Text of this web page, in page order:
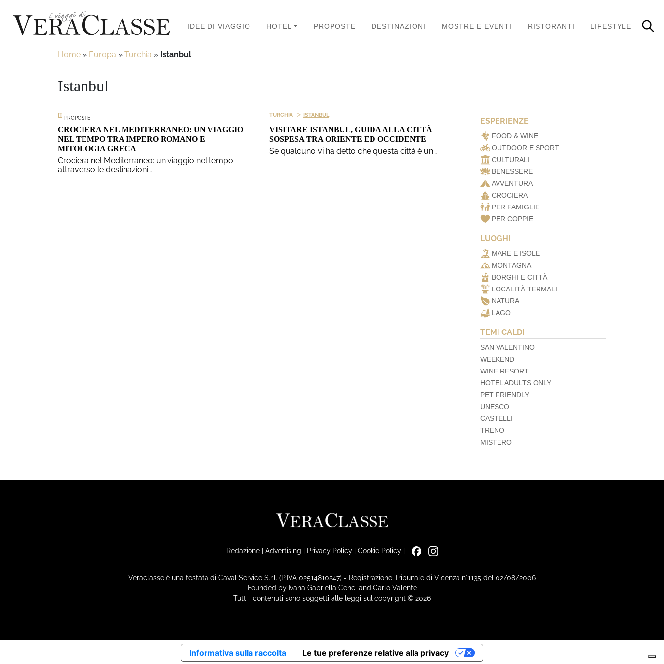
IDEE DI VIAGGIO HOTEL PROPOSTE DESTINAZIONI MOSTRE E EVENTI RISTORANTI LIFESTYLE
Home » Europa » Turchia » Istanbul
Istanbul
PROPOSTE
ITALIA
CROCIERA NEL MEDITERRANEO: UN VIAGGIO
NEL TEMPO TRA IMPERO ROMANO E
MITOLOGIA GRECA
Crociera nel Mediterraneo: un viaggio nel tempo
attraverso le destinazioni…
TURCHIA > ISTANBUL
VISITARE ISTANBUL, GUIDA ALLA CITTÀ
SOSPESA TRA ORIENTE ED OCCIDENTE
Se qualcuno vi ha detto che questa città è un…
ESPERIENZE
FOOD & WINE
OUTDOOR E SPORT
CULTURALI
BENESSERE
AVVENTURA
CROCIERA
PER FAMIGLIE
PER COPPIE
LUOGHI
MARE E ISOLE
MONTAGNA
BORGHI E CITTÀ
LOCALITÀ TERMALI
NATURA
LAGO
TEMI CALDI
SAN VALENTINO
WEEKEND
WINE RESORT
HOTEL ADULTS ONLY
PET FRIENDLY
UNESCO
CASTELLI
TRENO
MISTERO
Redazione| Advertising | Privacy Policy| Cookie Policy|
Veraclasse è una testata di Caval Service S.r.l. (P.IVA 02514810247) - Registrazione Tribunale di Vicenza n°1135 del 02/08/2006
Founded by Ivana Gabriella Cenci and Carlo Valente
Tutti i contenuti sono soggetti alle leggi sul copyright © 2026
Informativa sulla raccolta Le tue preferenze relative alla privacy